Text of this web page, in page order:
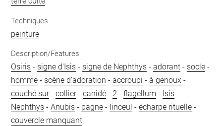
Techniques
peinture
Description/Features
Osiris - signe d'Isis - signe de Nephthys -adorant - socle -
homme - scène d'adoration -accroupi -à genoux -
couché sur-collier-canidé - 2 -flagellum - Isis -
Nephthys -Anubis - pagne - linceul -écharpe rituelle -
couvercle manquant